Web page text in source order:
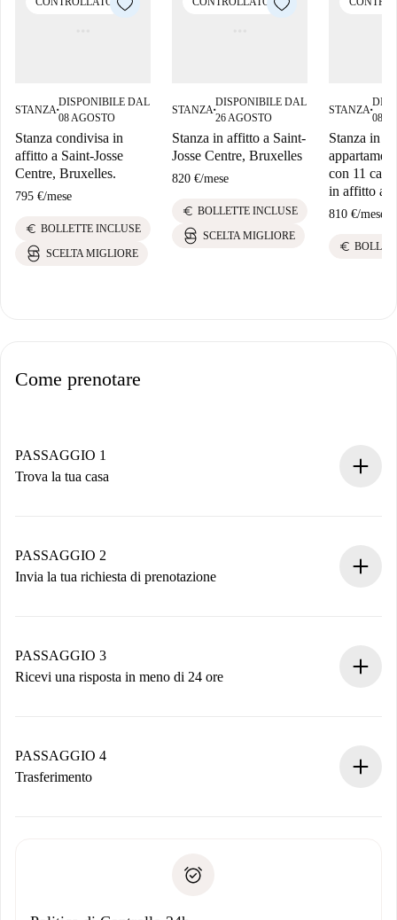
STANZA■
DISPONIBILE DAL
08 AGOSTO
Stanza condivisa in
affitto a Saint-Josse
Centre, Bruxelles.
795 €/mese
euro BOLLETTE INCLUSE
SCELTA MIGLIORE
STANZA■
DISPONIBILE DAL
26 AGOSTO
Stanza in affitto a Saint-
Josse Centre, Bruxelles
820 €/mese
euro BOLLETTE INCLUSE
SCELTA MIGLIORE
STANZA■
08
Stanza in un
con 11
in affitto a
810 €/mese
euro
Come prenotare
PASSAGGIO 1
Trova la tua casa
Hai tutte le informazioni necessarie in anticipo.
PASSAGGIO 2
Invia la tua richiesta di prenotazione
non accetta.
PASSAGGIO 3
Ricevi una risposta in meno di 24 ore
contatto con il proprietario.
Se rifiutata: non ti addebiteremo nulla e ti proporremo
Domiciliazione del pagamento
PASSAGGIO 4
Trasferimento
solo se non segnali problemi.